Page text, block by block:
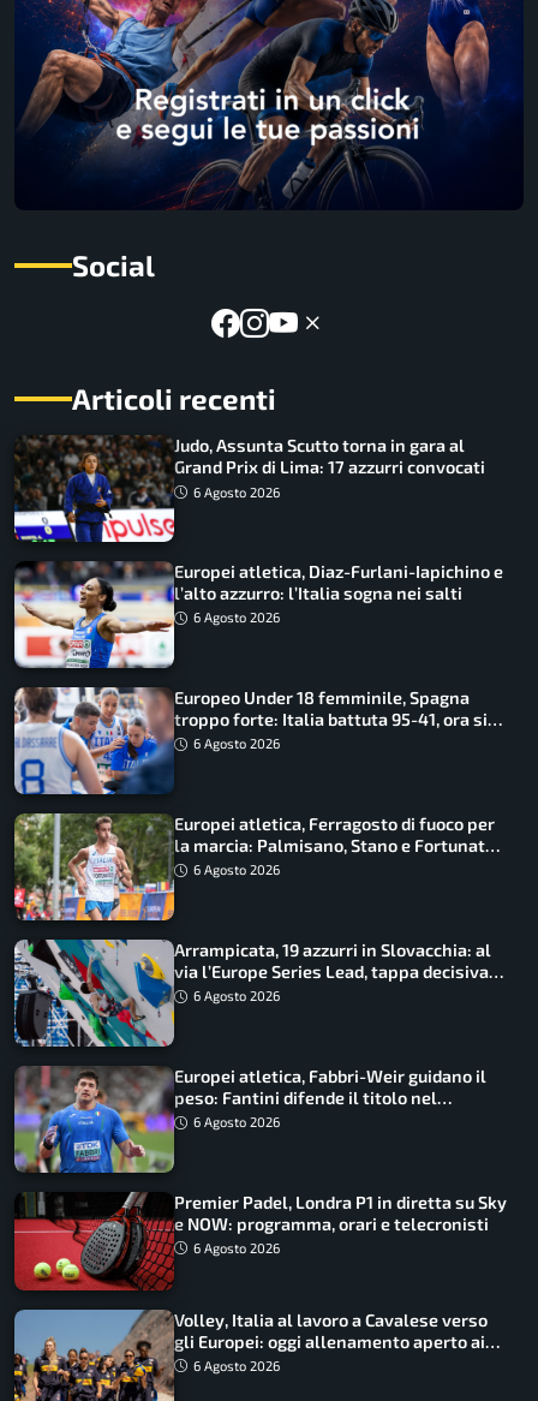
Social
Articoli recenti
Judo, Assunta Scutto torna in gara al
Grand Prix di Lima: 17 azzurri convocati
6 Agosto 2026
Europei atletica, Diaz-Furlani-Iapichino e
l’alto azzurro: l’Italia sogna nei salti
6 Agosto 2026
Europeo Under 18 femminile, Spagna
troppo forte: Italia battuta 95-41, ora si
gioca il Mondiale
6 Agosto 2026
Europei atletica, Ferragosto di fuoco per
la marcia: Palmisano, Stano e Fortunato
guidano l’Italia
6 Agosto 2026
Arrampicata, 19 azzurri in Slovacchia: al
via l’Europe Series Lead, tappa decisiva
per la Speed
6 Agosto 2026
Europei atletica, Fabbri-Weir guidano il
peso: Fantini difende il titolo nel
martello
6 Agosto 2026
Premier Padel, Londra P1 in diretta su Sky
e NOW: programma, orari e telecronisti
6 Agosto 2026
Volley, Italia al lavoro a Cavalese verso
gli Europei: oggi allenamento aperto ai
tifosi
6 Agosto 2026